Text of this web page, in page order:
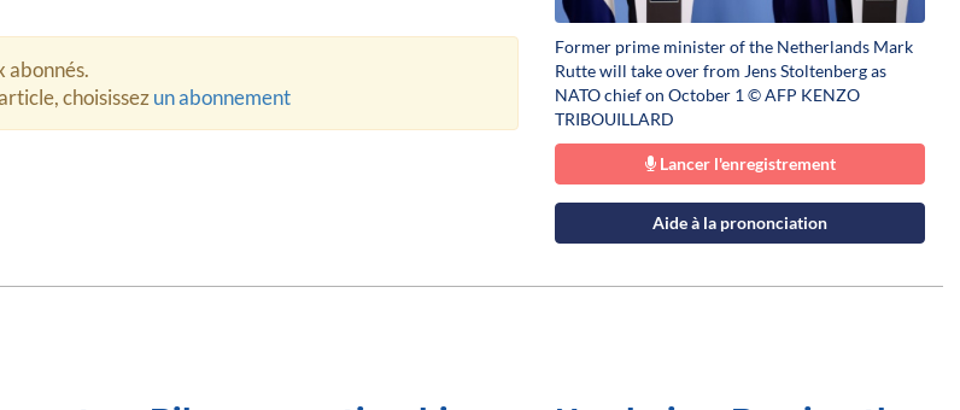
abonnés.
choisissezun abonnement
Former prime minister of the Netherlands Mark
Rutte will take over from Jens Stoltenberg as
NATO chief on October 1 © AFP KENZO
TRIBOUILLARD
Lancer l'enregistrement
Aide à la prononciation